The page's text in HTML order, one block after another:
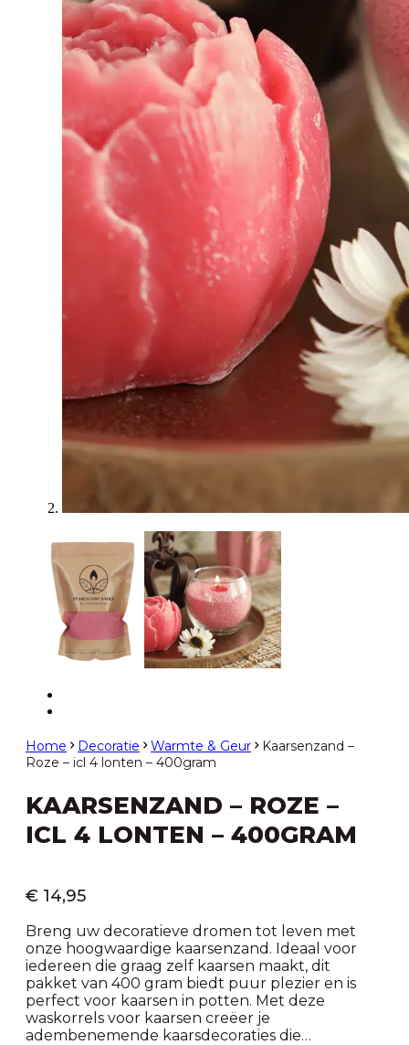
Home Decoratie Warmte & Geur
Kaarsenzand –
Roze – icl 4 lonten – 400gram
KAARSENZAND – ROZE –
ICL 4 LONTEN – 400GRAM
€ 14,95
Breng uw decoratieve dromen tot leven met
onze hoogwaardige kaarsenzand. Ideaal voor
iedereen die graag zelf kaarsen maakt, dit
pakket van 400 gram biedt puur plezier en is
perfect voor kaarsen in potten. Met deze
waskorrels voor kaarsen creëer je
adembenemende kaarsdecoraties die…